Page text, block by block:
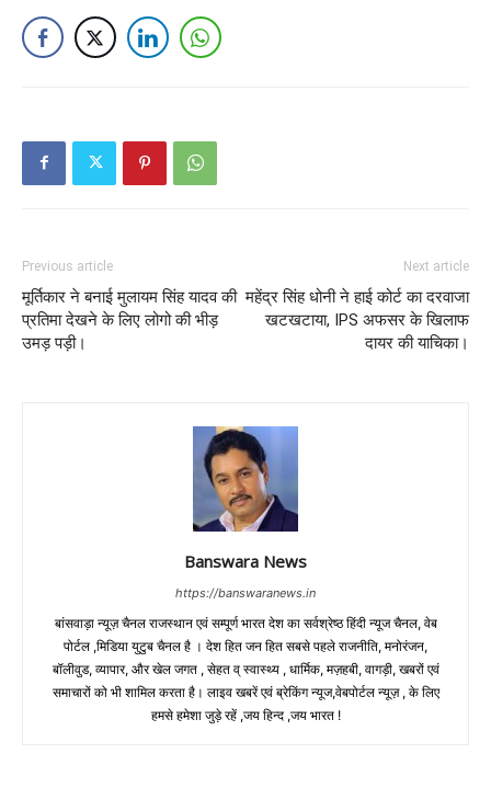
Previous article
मूर्तिकार ने बनाई मुलायम सिंह यादव की
प्रतिमा देखने के लिए लोगो की भीड़
उमड़ पड़ी।
Next article
महेंद्र सिंह धोनी ने हाई कोर्ट का दरवाजा
खटखटाया, IPS अफसर के खिलाफ
दायर की याचिका।
Banswara News
https://banswaranews.in
बांसवाड़ा न्यूज़ चैनल राजस्थान एवं सम्पूर्ण भारत देश का सर्वश्रेष्ठ हिंदी न्‍यूज चैनल, वेब
पोर्टल ,मिडिया युटुब चैनल है । देश हित जन हित सबसे पहले राजनीति, मनोरंजन,
बॉलीवुड, व्यापार, और खेल जगत , सेहत व् स्वास्थ्य , धार्मिक, मज़हबी, वागड़ी, खबरों एवं
समाचारों को भी शामिल करता है। लाइव खबरें एवं ब्रेकिंग न्यूज,वेबपोर्टल न्यूज़ , के लिए
हमसे हमेशा जुड़े रहें ,जय हिन्द ,जय भारत !